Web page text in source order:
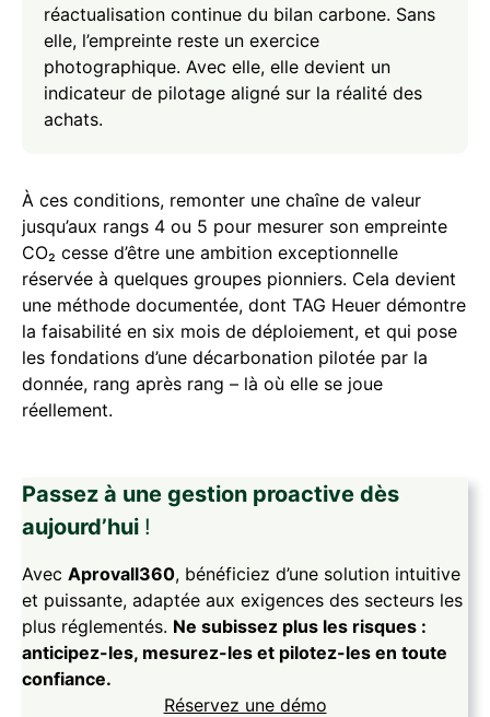
réactualisation continue du bilan carbone. Sans
elle, l’empreinte reste un exercice
photographique. Avec elle, elle devient un
indicateur de pilotage aligné sur la réalité des
achats.
À ces conditions, remonter une chaîne de valeur
jusqu’aux rangs 4 ou 5 pour mesurer son empreinte
CO₂ cesse d’être une ambition exceptionnelle
réservée à quelques groupes pionniers. Cela devient
une méthode documentée, dont TAG Heuer démontre
la faisabilité en six mois de déploiement, et qui pose
les fondations d’une décarbonation pilotée par la
donnée, rang après rang – là où elle se joue
réellement.
Passez à une gestion proactive dès
aujourd’hui !
Avec Aprovall360, bénéficiez d’une solution intuitive
et puissante, adaptée aux exigences des secteurs les
plus réglementés. Ne subissez plus les risques :
anticipez-les, mesurez-les et pilotez-les en toute
confiance.
Réservez une démo